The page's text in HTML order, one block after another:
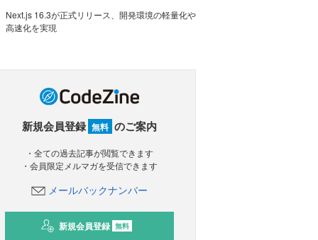
Next.js 16.3が正式リリース、開発環境の軽量化や
高速化を実現
新規会員登録 無料 のご案内
・全ての過去記事が閲覧できます
・会員限定メルマガを受信できます
メールバックナンバー
新規会員登録 無料